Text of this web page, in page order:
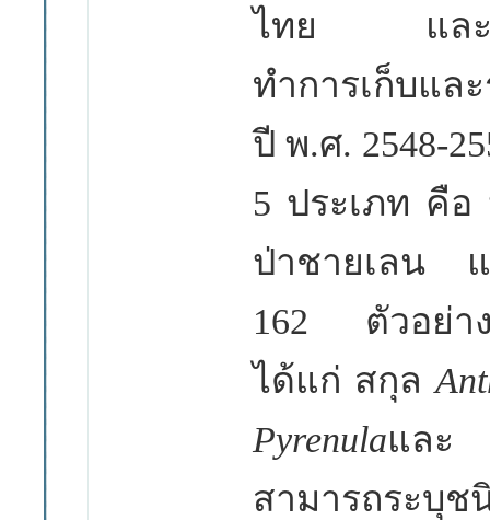
ไทย และอัน
ทำการเก็บแล
ปี พ.ศ. 2548-
5 ประเภท คื
ป่าชายเลน แ
162 ตัวอย่า
ได้แก่ สกุล
Pyrenulaแล
สามารถระบุ